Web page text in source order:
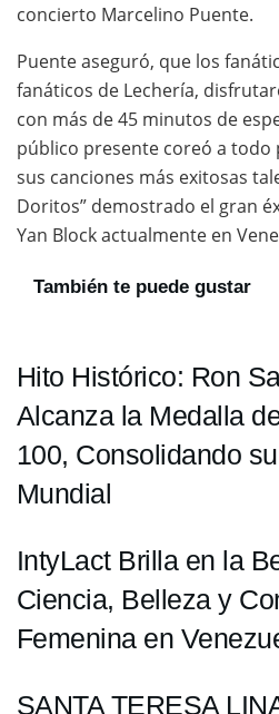
concierto Marcelino Puente.
Puente aseguró, que los
fanáticos de Lechería,
con más de 45 minutos de
público presente coreó a todo
sus canciones más exitosas
Doritos” demostrado el gran
Yan Block actualmente en
También te puede gustar
Hito Histórico: Ron
Alcanza la Medalla
100, Consolidando
Mundial
IntyLact Brilla en la
Ciencia, Belleza y
Femenina en
SANTA TERESA